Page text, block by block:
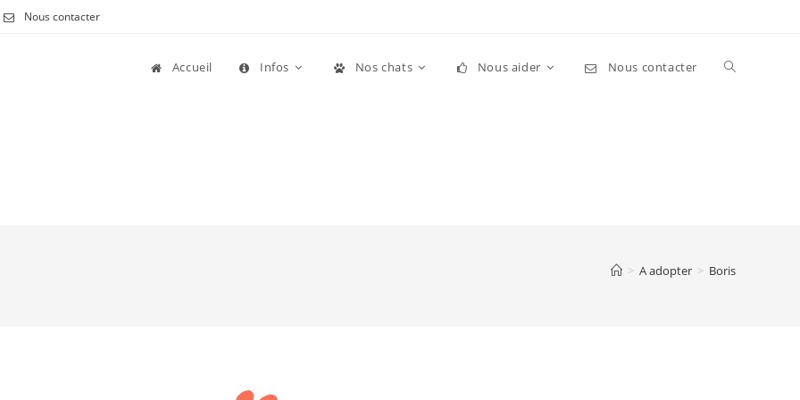
Nous contacter
Accueil Infos Nos chats Nous aider Nous contacter Toggle
> A adopter > Boris